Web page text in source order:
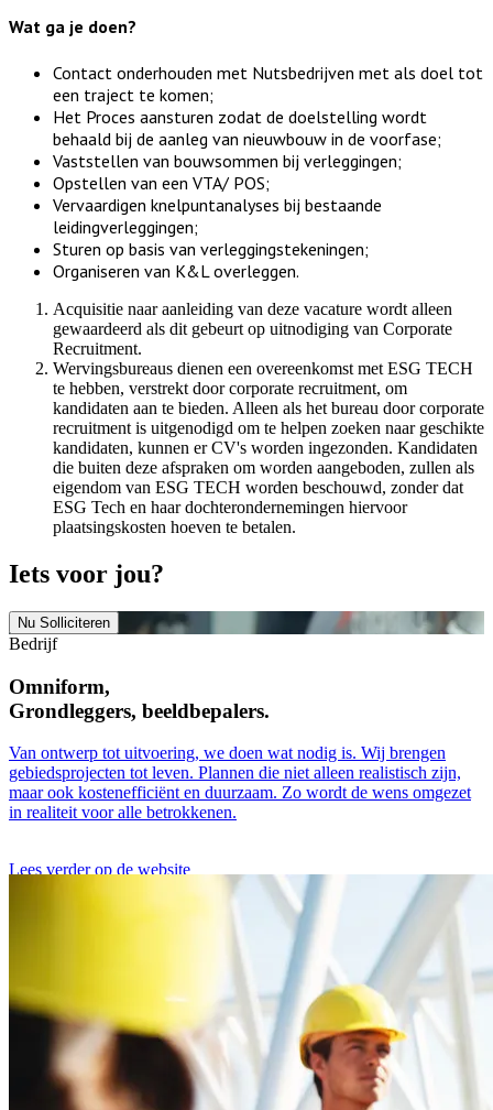
Wat ga je doen?
Contact onderhouden met Nutsbedrijven met als doel tot
een traject te komen;
Het Proces aansturen zodat de doelstelling wordt
behaald bij de aanleg van nieuwbouw in de voorfase;
Vaststellen van bouwsommen bij verleggingen;
Opstellen van een VTA/ POS;
Vervaardigen knelpuntanalyses bij bestaande
leidingverleggingen;
Sturen op basis van verleggingstekeningen;
Organiseren van K&L overleggen.
Acquisitie naar aanleiding van deze vacature wordt alleen
gewaardeerd als dit gebeurt op uitnodiging van Corporate
Recruitment.
Wervingsbureaus dienen een overeenkomst met ESG TECH
te hebben, verstrekt door corporate recruitment, om
kandidaten aan te bieden. Alleen als het bureau door corporate
recruitment is uitgenodigd om te helpen zoeken naar geschikte
kandidaten, kunnen er CV's worden ingezonden. Kandidaten
die buiten deze afspraken om worden aangeboden, zullen als
eigendom van ESG TECH worden beschouwd, zonder dat
ESG Tech en haar dochterondernemingen hiervoor
plaatsingskosten hoeven te betalen.
Iets voor jou?
Nu Solliciteren
Bedrijf
Omniform,
Grondleggers, beeldbepalers.
Van ontwerp tot uitvoering, we doen wat nodig is. Wij brengen
gebiedsprojecten tot leven. Plannen die niet alleen realistisch zijn,
maar ook kostenefficiënt en duurzaam. Zo wordt de wens omgezet
in realiteit voor alle betrokkenen.
Lees verder op de website
Openbare ruimte